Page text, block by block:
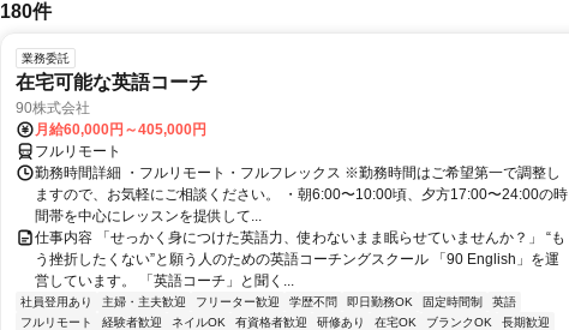
180件
業務委託
在宅可能な英語コーチ
90株式会社
月給60,000円～405,000円
フルリモート
勤務時間詳細 ・フルリモート・フルフレックス ※勤務時間はご希望第一で調整し
ますので、お気軽にご相談ください。 ・朝6:00〜10:00頃、夕方17:00〜24:00の時
間帯を中心にレッスンを提供して...
仕事内容 「せっかく身につけた英語力、使わないまま眠らせていませんか？」 “も
う挫折したくない”と願う人のための英語コーチングスクール 「90 English」を運
営しています。 「英語コーチ」と聞く...
社員登用あり 主婦・主夫歓迎 フリーター歓迎 学歴不問 即日勤務OK 固定時間制
英語
フルリモート
経験者歓迎 ネイルOK 有資格者歓迎 研修あり 在宅OK ブランクOK
長期歓迎